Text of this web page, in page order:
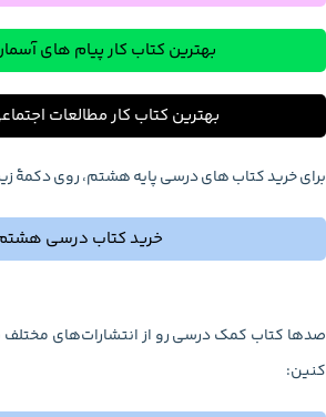
بهترین کتاب کار پیام های
بهترین کتاب کار مطالعات
برای خرید کتاب های درسی پایه هشتم، روی دکمۀ
خرید کتاب درسی
صدها کتاب کمک درسی رو از انتشارات‌های مختلف
کنین: